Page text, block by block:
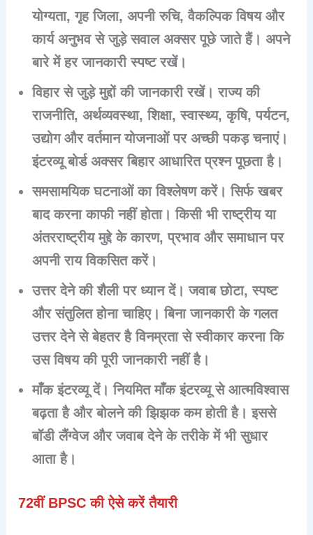
योग्यता, गृह जिला, अपनी रुचि, वैकल्पिक विषय और
कार्य अनुभव से जुड़े सवाल अक्सर पूछे जाते हैं। अपने
बारे में हर जानकारी स्पष्ट रखें।
विहार से जुड़े मुद्दों की जानकारी रखें। राज्य की
राजनीति, अर्थव्यवस्था, शिक्षा, स्वास्थ्य, कृषि, पर्यटन,
उद्योग और वर्तमान योजनाओं पर अच्छी पकड़ चनाएं।
इंटरव्यू बोर्ड अक्सर बिहार आधारित प्रश्न पूछता है।
समसामयिक घटनाओं का विश्लेषण करें। सिर्फ खबर
बाद करना काफी नहीं होता। किसी भी राष्ट्रीय या
अंतरराष्ट्रीय मुद्दे के कारण, प्रभाव और समाधान पर
अपनी राय विकसित करें।
उत्तर देने की शैली पर ध्यान दें। जवाब छोटा, स्पष्ट
और संतुलित होना चाहिए। बिना जानकारी के गलत
उत्तर देने से बेहतर है विनम्रता से स्वीकार करना कि
उस विषय की पूरी जानकारी नहीं है।
माँक इंटरव्यू दें। नियमित माँक इंटरव्यू से आत्मविश्वास
बढ़ता है और बोलने की झिझक कम होती है। इससे
बॉडी लैंग्वेज और जवाब देने के तरीके में भी सुधार
आता है।
72वीं BPSC की ऐसे करें तैयारी